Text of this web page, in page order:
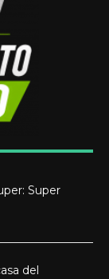
Super
del